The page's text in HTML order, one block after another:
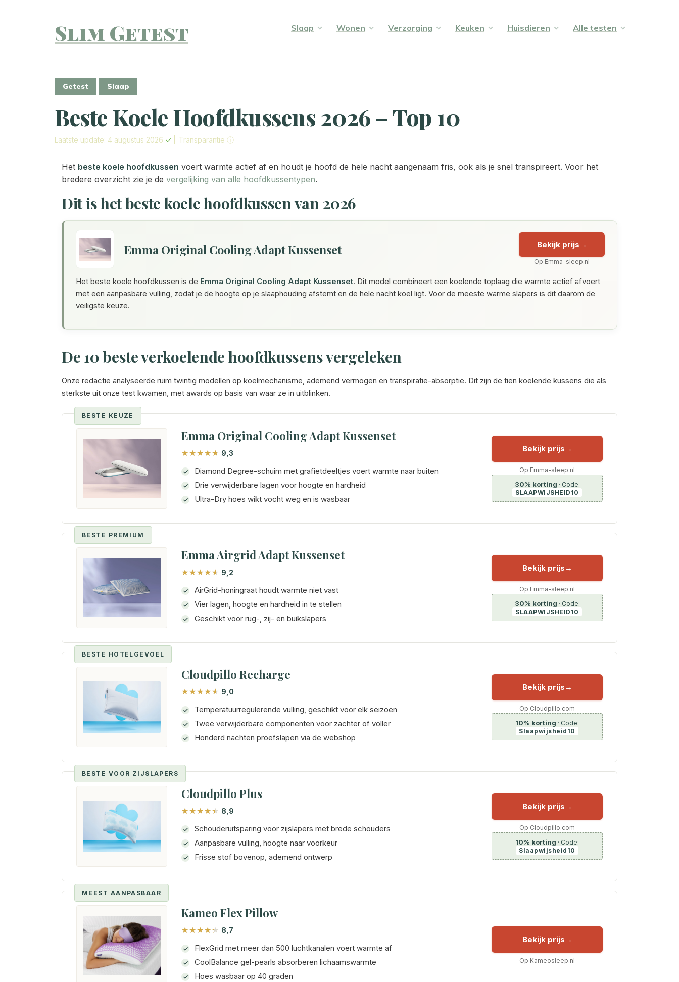
Slim Getest Slaap Wonen Verzorging Keuken Huisdieren Alle testen
Getest Slaap
Beste Koele Hoofdkussens 2026 – Top 10
Laatste update: 4 augustus 2026 ✓ Transparantie ⓘ
Het beste koele hoofdkussen voert warmte actief af en houdt je hoofd de hele nacht aangenaam fris, ook als je snel transpireert. Voor het
bredere overzicht zie je de vergelijking van alle hoofdkussentypen.
Dit is het beste koele hoofdkussen van 2026
Emma Original Cooling Adapt Kussenset Bekijk prijs
Op Emma-sleep.nl
Het beste koele hoofdkussen is de Emma Original Cooling Adapt Kussenset. Dit model combineert een koelende toplaag die warmte actief afvoert
met een aanpasbare vulling, zodat je de hoogte op je slaaphouding afstemt en de hele nacht koel ligt. Voor de meeste warme slapers is dit daarom de
veiligste keuze.
De 10 beste verkoelende hoofdkussens vergeleken
Onze redactie analyseerde ruim twintig modellen op koelmechanisme, ademend vermogen en transpiratie-absorptie. Dit zijn de tien koelende kussens die als
sterkste uit onze test kwamen, met awards op basis van waar ze in uitblinken.
BESTE KEUZE
Emma Original Cooling Adapt Kussenset
9,3
Diamond Degree-schuim met grafietdeeltjes voert warmte naar buiten
Drie verwijderbare lagen voor hoogte en hardheid
Ultra-Dry hoes wikt vocht weg en is wasbaar
Bekijk prijs
Op Emma-sleep.nl
30% korting · Code:
SLAAPWIJSHEID10
BESTE PREMIUM
Emma Airgrid Adapt Kussenset
9,2
AirGrid-honingraat houdt warmte niet vast
Vier lagen, hoogte en hardheid in te stellen
Geschikt voor rug-, zij- en buikslapers
Bekijk prijs
Op Emma-sleep.nl
30% korting · Code:
SLAAPWIJSHEID10
BESTE HOTELGEVOEL
Cloudpillo Recharge
9,0
Temperatuurregulerende vulling, geschikt voor elk seizoen
Twee verwijderbare componenten voor zachter of voller
Honderd nachten proefslapen via de webshop
Bekijk prijs
Op Cloudpillo.com
10% korting · Code:
Slaapwijsheid10
BESTE VOOR ZIJSLAPERS
Cloudpillo Plus
8,9
Schouderuitsparing voor zijslapers met brede schouders
Aanpasbare vulling, hoogte naar voorkeur
Frisse stof bovenop, ademend ontwerp
Bekijk prijs
Op Cloudpillo.com
10% korting · Code:
Slaapwijsheid10
MEEST AANPASBAAR
Kameo Flex Pillow
8,7
FlexGrid met meer dan 500 luchtkanalen voert warmte af
CoolBalance gel-pearls absorberen lichaamswarmte
Hoes wasbaar op 40 graden
Bekijk prijs
Op Kameosleep.nl